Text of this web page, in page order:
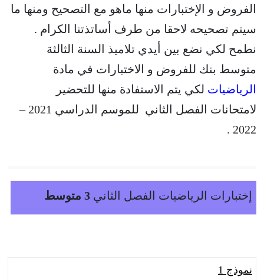
الفروض و الإختبارات منها ماهو مع التصحيح ومنها ما
سيتم تصحيحه لاحقا من طرف أساتذتنا الكرام .
نطمح لكي نضع بين أيدي تلاميذ السنة الثالثة
متوسط بنك للفروض و الاختبارات في مادة
الرياضيات لكي يتم الاستفادة منها للتحضير
لامتحانات الفصل الثاني للموسم الدراسي 2021 –
2022 .
إختبارات الرياضيات الفصل الثاني 3 متوسط
نموذج 1